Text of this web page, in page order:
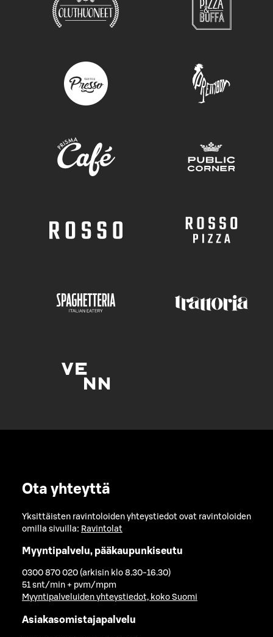
Ota yhteyttä
Yksittäisten ravintoloiden yhteystiedot ovat ravintoloiden
omilla sivuilla: Ravintolat
Myyntipalvelu, pääkaupunkiseutu
0300 870 020 (arkisin klo 8.30-16.30)
51 snt/min + pvm/mpm
Myyntipalveluiden yhteystiedot, koko Suomi
Asiakasomistajapalvelu